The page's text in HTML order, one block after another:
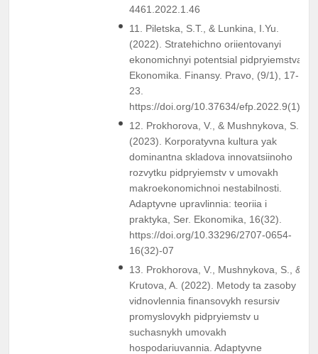
4461.2022.1.46
11. Piletska, S.T., & Lunkina, I.Yu.
(2022). Stratehichno oriientovanyi
ekonomichnyi potentsial pidpryiemstva.
Ekonomika. Finansy. Pravo, (9/1), 17-
23.
https://doi.org/10.37634/efp.2022.9(1).4
12. Prokhorova, V., & Mushnykova, S.
(2023). Korporatyvna kultura yak
dominantna skladova innovatsiinoho
rozvytku pidpryiemstv v umovakh
makroekonomichnoi nestabilnosti.
Adaptyvne upravlinnia: teoriia i
praktyka, Ser. Ekonomika, 16(32).
https://doi.org/10.33296/2707-0654-
16(32)-07
13. Prokhorova, V., Mushnykova, S., &
Krutova, A. (2022). Metody ta zasoby
vidnovlennia finansovykh resursiv
promyslovykh pidpryiemstv u
suchasnykh umovakh
hospodariuvannia. Adaptyvne